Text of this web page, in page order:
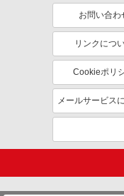
残業少なめ（月20h未満）
社会保険あり
退職金・財形貯蓄制度あり
資格取得支援制度あり
看護師・保健師・看護助
お問い合わ
リンクにつ
Cookieポリ
メールサービス